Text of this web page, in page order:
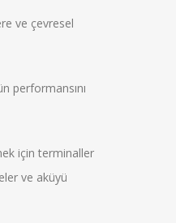
ve çevresel
performansını
için terminaller
ve aküyü